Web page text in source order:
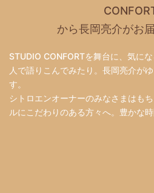
から長岡亮介がお
STUDIO CONFORTを舞台に、気に
人で語りこんでみたり。長岡亮介が
す。
シトロエンオーナーのみなさまはも
ルにこだわりのある方々へ。豊かな時